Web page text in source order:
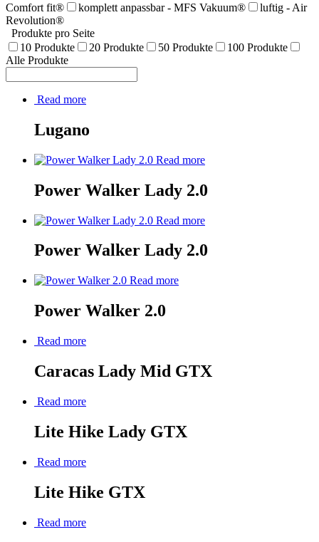
Comfort fit®
komplett anpassbar - MFS Vakuum®
luftig - Air
Revolution®
Produkte pro Seite
10 Produkte
20 Produkte 50 Produkte
100 Produkte
Alle Produkte
Read more
Lugano
Read more
Power Walker Lady 2.0
Read more
Power Walker Lady 2.0
Read more
Power Walker 2.0
Read more
Caracas Lady Mid GTX
Read more
Lite Hike Lady GTX
Read more
Lite Hike GTX
Read more